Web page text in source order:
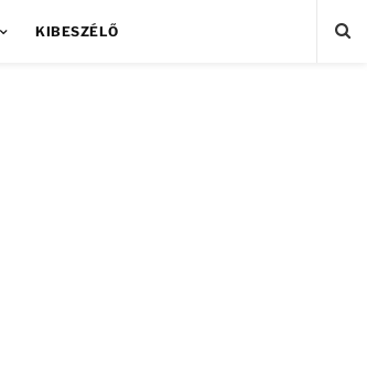
KIBESZÉLŐ